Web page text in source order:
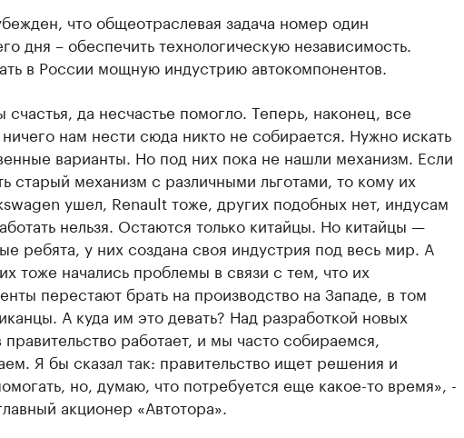
что общеотраслевая задача номер один
дня – обеспечить технологическую независимость.
в России мощную индустрию автокомпонентов.
да несчастье помогло. Теперь, наконец, все
нам нести сюда никто не собирается. Нужно искать
варианты. Но под них пока не нашли механизм. Если
старый механизм с различными льготами, то кому их
ушел, Renault тоже, других подобных нет, индусам
нельзя. Остаются только китайцы. Но китайцы —
ребята, у них создана своя индустрия под весь мир. А
тоже начались проблемы в связи с тем, что их
перестают брать на производство на Западе, в том
А куда им это девать? Над разработкой новых
работает, и мы часто собираемся,
Я бы сказал так: правительство ищет решения и
но, думаю, что потребуется еще какое-то время», -
акционер «Автотора».